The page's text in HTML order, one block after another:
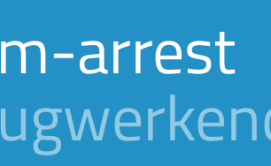
arrest